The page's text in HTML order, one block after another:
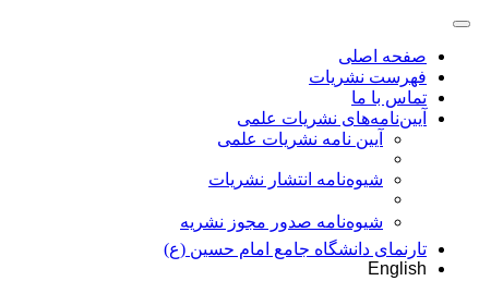
صفحه اصلی
فهرست نشریات
تماس با ما
آیین‌نامه‌های نشریات علمی
آیین نامه نشریات علمی
شیوه‌نامه انتشار نشریات
شیوهنامه صدور مجوز نشریه
تارنمای دانشگاه جامع امام حسین (ع)
English